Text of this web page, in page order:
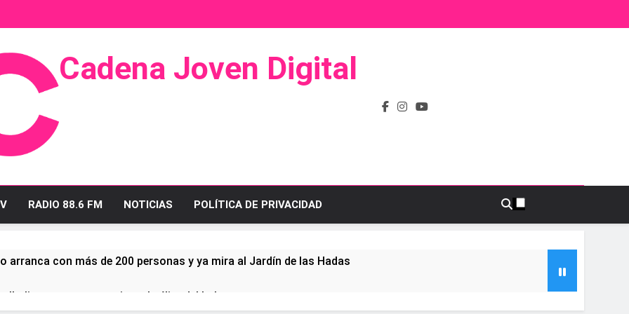
Cadena Joven Digital
Radio Y Televisión
RADIO 88.6 FM NOTICIAS POLÍTICA DE PRIVACIDAD
arranca con más de 200 personas y ya mira al Jardín de las Hadas
linense tras conquistar la élite del baloncesto